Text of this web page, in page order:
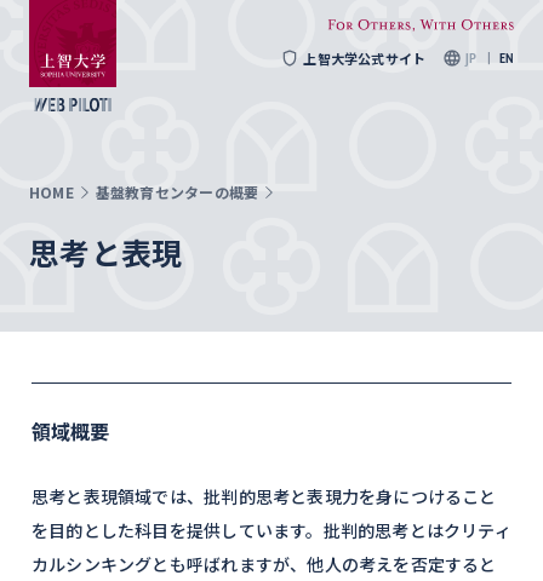
上智大学公式サイト JP EN
HOME 基盤教育センターの概要
思考と表現
領域概要
思考と表現領域では、批判的思考と表現力を身につけること
を目的とした科目を提供しています。批判的思考とはクリティ
カルシンキングとも呼ばれますが、他人の考えを否定すると